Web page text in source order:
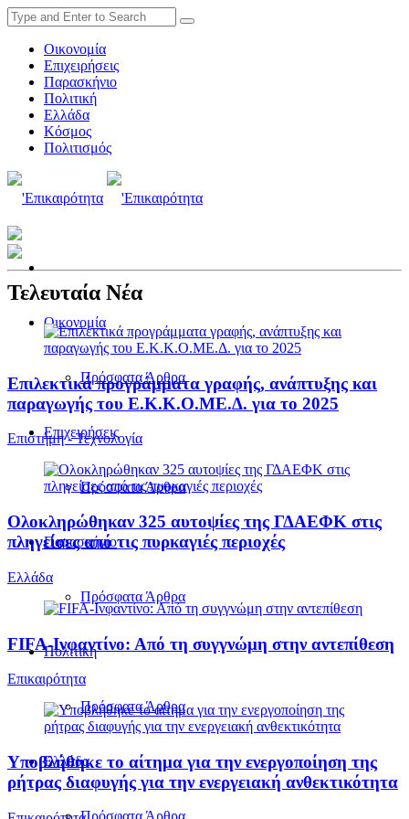
Οικονομία
Επιχειρήσεις
Παρασκήνιο
Πολιτική
Ελλάδα
Κόσμος
Πολιτισμός
Οικονομία
Πρόσφατα Άρθρα
Επιχειρήσεις
Πρόσφατα Άρθρα
Παρασκήνιο
Πρόσφατα Άρθρα
Πολιτική
Πρόσφατα Άρθρα
Ελλάδα
Πρόσφατα Άρθρα
Τελευταία Νέα
Επιλεκτικά προγράμματα γραφής, ανάπτυξης και
παραγωγής του Ε.Κ.Κ.Ο.ΜΕ.Δ. για το 2025
Επιστήμη - Τεχνολογία
Ολοκληρώθηκαν 325 αυτοψίες της ΓΔΑΕΦΚ στις
πληγείσες από τις πυρκαγιές περιοχές
Ελλάδα
FIFA-Ινφαντίνο: Από τη συγγνώμη στην αντεπίθεση
Επικαιρότητα
Υποβλήθηκε το αίτημα για την ενεργοποίηση της
ρήτρας διαφυγής για την ενεργειακή ανθεκτικότητα